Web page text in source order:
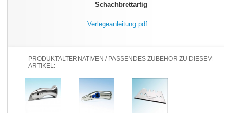
Schachbrettartig
Verlegeanleitung.pdf
PRODUKTALTERNATIVEN / PASSENDES ZUBEHÖR ZU DIESEM
ARTIKEL: